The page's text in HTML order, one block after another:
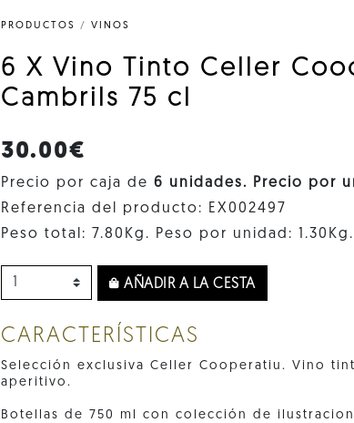
PRODUCTOS / VINOS
6 X Vino Tinto Celler
Cambrils 75 cl
30.00€
Precio por caja de 6 unidades. Precio por
Referencia del producto: EX002497
Peso total: 7.80Kg. Peso por unidad: 1.30Kg.
AÑADIR A LA CESTA
CARACTERÍSTICAS
Selección exclusiva Celler Cooperatiu. Vino
aperitivo.
Botellas de 750 ml con colección de